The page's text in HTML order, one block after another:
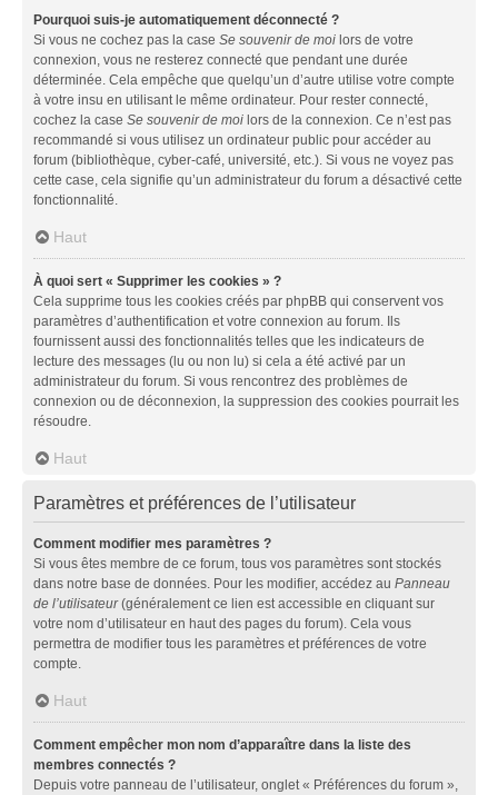
Pourquoi suis-je automatiquement déconnecté ?
Si vous ne cochez pas la case Se souvenir de moi lors de votre
connexion, vous ne resterez connecté que pendant une durée
déterminée. Cela empêche que quelqu’un d’autre utilise votre compte
à votre insu en utilisant le même ordinateur. Pour rester connecté,
cochez la case Se souvenir de moi lors de la connexion. Ce n’est pas
recommandé si vous utilisez un ordinateur public pour accéder au
forum (bibliothèque, cyber-café, université, etc.). Si vous ne voyez pas
cette case, cela signifie qu’un administrateur du forum a désactivé cette
fonctionnalité.
Haut
À quoi sert « Supprimer les cookies » ?
Cela supprime tous les cookies créés par phpBB qui conservent vos
paramètres d’authentification et votre connexion au forum. Ils
fournissent aussi des fonctionnalités telles que les indicateurs de
lecture des messages (lu ou non lu) si cela a été activé par un
administrateur du forum. Si vous rencontrez des problèmes de
connexion ou de déconnexion, la suppression des cookies pourrait les
résoudre.
Haut
Paramètres et préférences de l’utilisateur
Comment modifier mes paramètres ?
Si vous êtes membre de ce forum, tous vos paramètres sont stockés
dans notre base de données. Pour les modifier, accédez au Panneau
de l’utilisateur(généralement ce lien est accessible en cliquant sur
votre nom d’utilisateur en haut des pages du forum). Cela vous
permettra de modifier tous les paramètres et préférences de votre
compte.
Haut
Comment empêcher mon nom d’apparaître dans la liste des
membres connectés ?
Depuis votre panneau de l’utilisateur, onglet « Préférences du forum »,